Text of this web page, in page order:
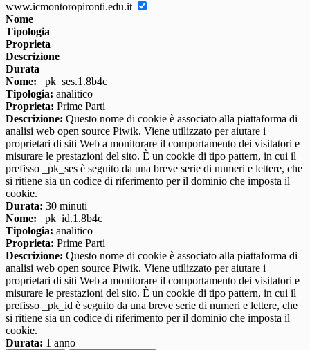
www.icmontoropironti.edu.it
Nome
Tipologia
Proprieta
Descrizione
Durata
Nome: _pk_ses.1.8b4c
Tipologia: analitico
Proprieta: Prime Parti
Descrizione: Questo nome di cookie è associato alla piattaforma di
analisi web open source Piwik. Viene utilizzato per aiutare i
proprietari di siti Web a monitorare il comportamento dei visitatori e
misurare le prestazioni del sito. È un cookie di tipo pattern, in cui il
prefisso _pk_ses è seguito da una breve serie di numeri e lettere, che
si ritiene sia un codice di riferimento per il dominio che imposta il
cookie.
Durata: 30 minuti
Nome: _pk_id.1.8b4c
Tipologia: analitico
Proprieta: Prime Parti
Descrizione: Questo nome di cookie è associato alla piattaforma di
analisi web open source Piwik. Viene utilizzato per aiutare i
proprietari di siti Web a monitorare il comportamento dei visitatori e
misurare le prestazioni del sito. È un cookie di tipo pattern, in cui il
prefisso _pk_id è seguito da una breve serie di numeri e lettere, che
si ritiene sia un codice di riferimento per il dominio che imposta il
cookie.
Durata: 1 anno